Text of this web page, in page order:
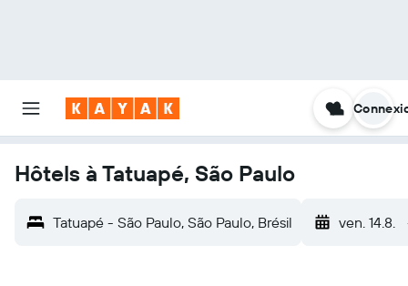
Hôtels à Tatuapé, São Paulo
Tatuapé - São Paulo, São Paulo, Brésil ven. 14.8.